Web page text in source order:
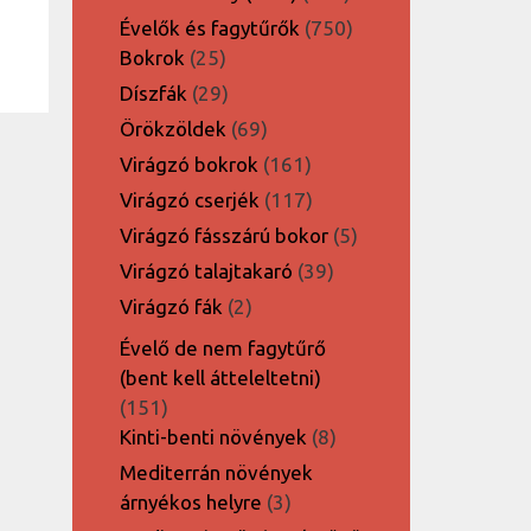
termék
Évelők és fagytűrők 750750
Bokrok 2525
termék
Díszfák 2929
termék
Örökzöldek 6969
termék
Virágzó bokrok 161161
termék
Virágzó cserjék 117117
termék
Virágzó fásszárú bokor 55
Virágzó talajtakaró 3939
Virágzó fák 22
termék
Évelő de nem fagytűrő
(bent kell átteleltetni)
151151
termék
Kinti-benti növények 88
Mediterrán növények
árnyékos helyre 33